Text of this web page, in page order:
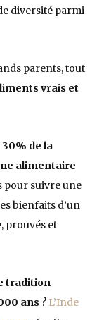
diversité parmi
parents, tout
vrais et
30% de la
alimentaire
pour suivre une
bienfaits d’un
prouvés et
tradition
ans ? L’Inde